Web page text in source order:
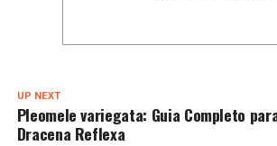
UP NEXT
Pleomele variegata: Guia Completo
Dracena Reflexa